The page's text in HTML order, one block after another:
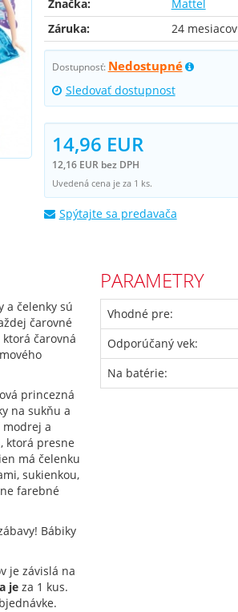
Značka:
Mattel
Záruka:
24 mesiacov
Dostupnosť: Nedostupné
Sledovať dostupnost
14,96 EUR
12,16 EUR bez DPH
Uvedená cena je za 1 ks.
Spýtajte sa predavača
a čelenky sú
čarovné
čarovná
princezná
na sukňu a
modrej a
ktorá presne
má čelenku
sukienkou,
farebné
Bábiky
je závislá na
je za 1 kus.
PARAMETRY
Vhodné pre:
Odporúčaný vek:
Na batérie: